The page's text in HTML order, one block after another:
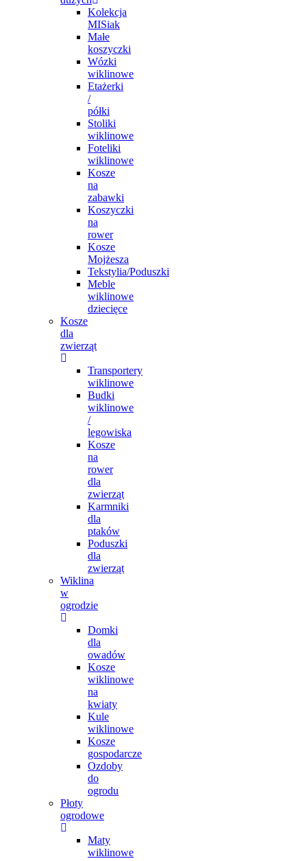
Kolekcja
MISiak
Małe
koszyczki
Wózki
wiklinowe
Etażerki
/
półki
Stoliki
wiklinowe
Foteliki
wiklinowe
Kosze
na
zabawki
Koszyczki
na
rower
Kosze
Mojżesza
Tekstylia/Poduszki
Meble
wiklinowe
dziecięce
Kosze
dla
zwierząt
Transportery
wiklinowe
Budki
wiklinowe
/
legowiska
Kosze
na
rower
dla
zwierząt
Karmniki
dla
ptaków
Poduszki
dla
zwierząt
Wiklina
w
ogrodzie
Domki
dla
owadów
Kosze
wiklinowe
na
kwiaty
Kule
wiklinowe
Kosze
gospodarcze
Ozdoby
do
ogrodu
Płoty
ogrodowe
Maty
wiklinowe